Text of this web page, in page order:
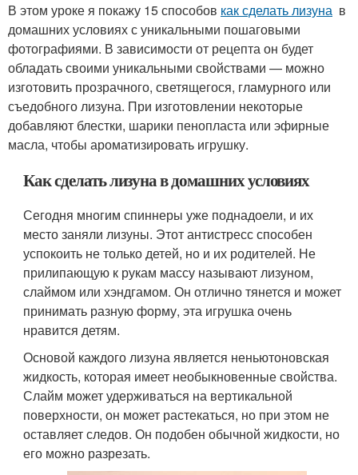
В этом уроке я покажу 15 способов как сделать лизуна в
домашних условиях с уникальными пошаговыми
фотографиями. В зависимости от рецепта он будет
обладать своими уникальными свойствами — можно
изготовить прозрачного, светящегося, гламурного или
съедобного лизуна. При изготовлении некоторые
добавляют блестки, шарики пенопласта или эфирные
масла, чтобы ароматизировать игрушку.
Как сделать лизуна в домашних условиях
Сегодня многим спиннеры уже поднадоели, и их
место заняли лизуны. Этот антистресс способен
успокоить не только детей, но и их родителей. Не
прилипающую к рукам массу называют лизуном,
слаймом или хэндгамом. Он отлично тянется и может
принимать разную форму, эта игрушка очень
нравится детям.
Основой каждого лизуна является неньютоновская
жидкость, которая имеет необыкновенные свойства.
Слайм может удерживаться на вертикальной
поверхности, он может растекаться, но при этом не
оставляет следов. Он подобен обычной жидкости, но
его можно разрезать.